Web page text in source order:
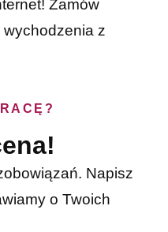
Zamów
z
Napisz
o Twoich